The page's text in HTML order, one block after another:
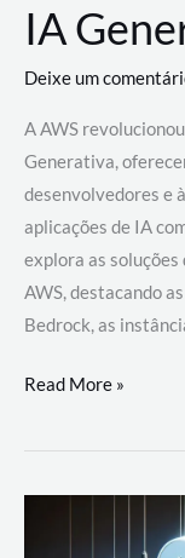
IA
Deixe um
A AWS
Generativa,
desenvolvedores e
aplicações de IA
explora as
AWS, destacando
Bedrock, as
Utilizando
Soluções
Read More »